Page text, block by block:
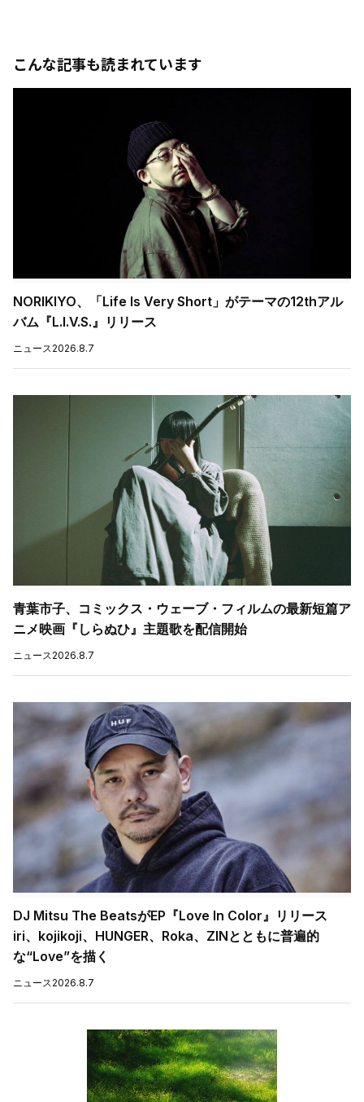
こんな記事も読まれています
NORIKIYO、「Life Is Very Short」がテーマの12thアル
バム『L.I.V.S.』リリース
ニュース 2026.8.7
青葉市子、コミックス・ウェーブ・フィルムの最新短篇ア
ニメ映画『しらぬひ』主題歌を配信開始
ニュース 2026.8.7
DJ Mitsu The BeatsがEP『Love In Color』リリース
iri、kojikoji、HUNGER、Roka、ZINとともに普遍的
な“Love”を描く
ニュース 2026.8.7